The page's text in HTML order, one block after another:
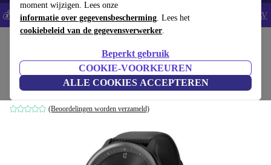
moment wijzigen. Lees onze
informatie over gegevensbescherming. Lees het
cookiebeleid van de gegevensverwerker.
Beperkt gebruik
COOKIE-VOORKEUREN
ALLE COOKIES ACCEPTEREN
💰Bespaar 5% EXTRA op alle iPhones - Code: IPHONEDEAL - AV
Garmin Vivomove Sport (2022)
Kunststof | zwart | zwart
(Beoordelingen worden verzameld)
€187